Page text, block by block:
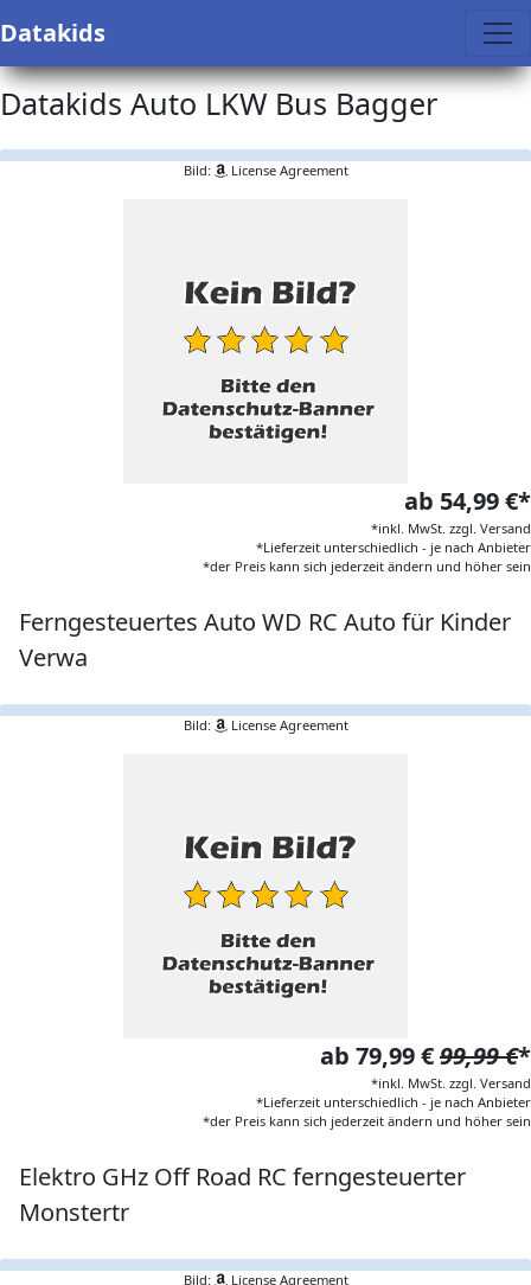
Datakids
Datakids Auto LKW Bus Bagger
Bild: License Agreement
ab 54,99 €*
*inkl. MwSt. zzgl. Versand
*Lieferzeit unterschiedlich - je nach Anbieter
*der Preis kann sich jederzeit ändern und höher sein
Ferngesteuertes Auto WD RC Auto für Kinder
Verwa
Bild: License Agreement
ab 79,99 €99,99 €*
*inkl. MwSt. zzgl. Versand
*Lieferzeit unterschiedlich - je nach Anbieter
*der Preis kann sich jederzeit ändern und höher sein
Elektro GHz Off Road RC ferngesteuerter
Monstertr
Bild: License Agreement